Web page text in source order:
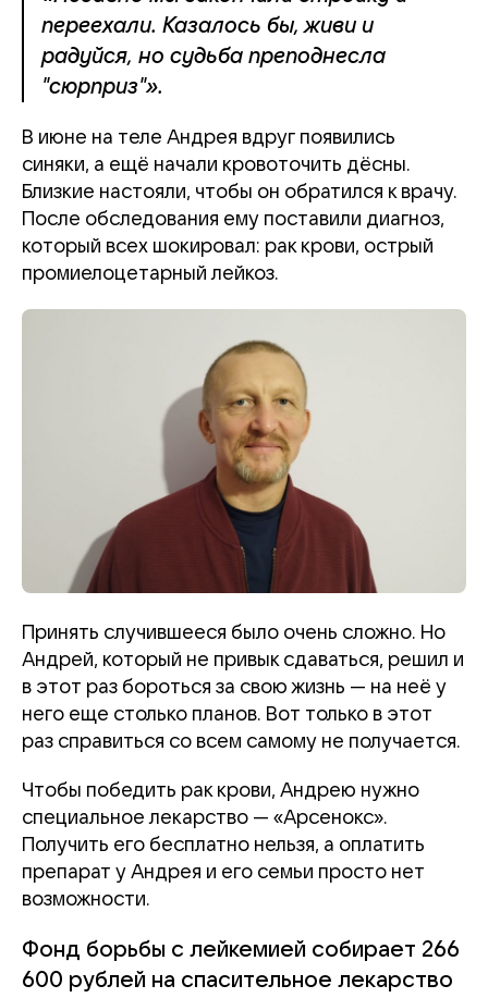
переехали. Казалось бы, живи и
радуйся, но судьба преподнесла
"сюрприз"».
В июне на теле Андрея вдруг появились
синяки, а ещё начали кровоточить дёсны.
Близкие настояли, чтобы он обратился к врачу.
После обследования ему поставили диагноз,
который всех шокировал: рак крови, острый
промиелоцетарный лейкоз.
Принять случившееся было очень сложно. Но
Андрей, который не привык сдаваться, решил и
в этот раз бороться за свою жизнь — на неё у
него еще столько планов. Вот только в этот
раз справиться со всем самому не получается.
Чтобы победить рак крови, Андрею нужно
специальное лекарство — «Арсенокс».
Получить его бесплатно нельзя, а оплатить
препарат у Андрея и его семьи просто нет
возможности.
Фонд борьбы с лейкемией собирает 266
600 рублей на спасительное лекарство